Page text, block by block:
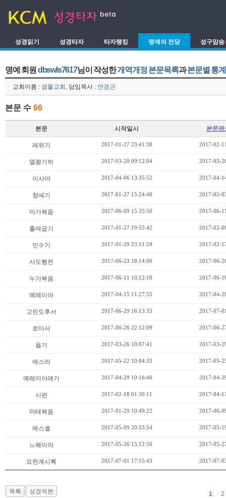
성경읽기 성경타자 타자랭킹 명예의 전당 성구암송
명예 회원 dbswls7617님이 작성한개역개정 본문목록과본문별 통계
교회이름 : 샘물교회 , 담임목사 : 안경근
본문 수 66
본문 시작일시 본몬
레위기 2017-01-27 23:41:38 2017-02-
열왕기하 2017-03-20 09:12:04 2017-03-
이사야 2017-04-06 13:35:52 2017-04-
창세기 2017-01-27 15:24:46 2017-02-
마가복음 2017-06-09 15:35:50 2017-06-
출애굽기 2017-01-27 19:55:42 2017-02-
민수기 2017-01-29 23:11:59 2017-02-
사도행전 2017-06-23 18:14:06 2017-06-
누가복음 2017-06-11 10:12:18 2017-06-
예레미야 2017-04-15 11:27:55 2017-04-
고린도후서 2017-06-29 16:13:33 2017-07-
로마서 2017-06-26 22:12:09 2017-06-
욥기 2017-03-26 10:07:41 2017-03-
에스라 2017-05-22 10:04:33 2017-05-
예레미야애가 2017-04-29 10:16:46 2017-04-
시편 2017-02-18 01:30:11 2017-04-
마태복음 2017-01-29 10:49:22 2017-06-
에스겔 2017-05-09 20:33:54 2017-05-
느헤미야 2017-05-26 15:12:56 2017-05-
요한계시록 2017-07-01 17:15:43 2017-07-
목록 성경역본 1 2